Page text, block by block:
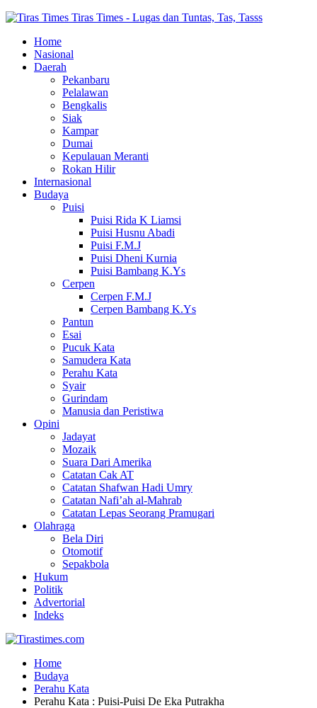
Tiras Times - Lugas dan Tuntas, Tas, Tasss
Home
Nasional
Daerah
Pekanbaru
Pelalawan
Bengkalis
Siak
Kampar
Dumai
Kepulauan Meranti
Rokan Hilir
Internasional
Budaya
Puisi
Puisi Rida K Liamsi
Puisi Husnu Abadi
Puisi F.M.J
Puisi Dheni Kurnia
Puisi Bambang K.Ys
Cerpen
Cerpen F.M.J
Cerpen Bambang K.Ys
Pantun
Esai
Pucuk Kata
Samudera Kata
Perahu Kata
Syair
Gurindam
Manusia dan Peristiwa
Opini
Jadayat
Mozaik
Suara Dari Amerika
Catatan Cak AT
Catatan Shafwan Hadi Umry
Catatan Nafi’ah al-Mahrab
Catatan Lepas Seorang Pramugari
Olahraga
Bela Diri
Otomotif
Sepakbola
Hukum
Politik
Advertorial
Indeks
Home
Budaya
Perahu Kata
Perahu Kata : Puisi-Puisi De Eka Putrakha